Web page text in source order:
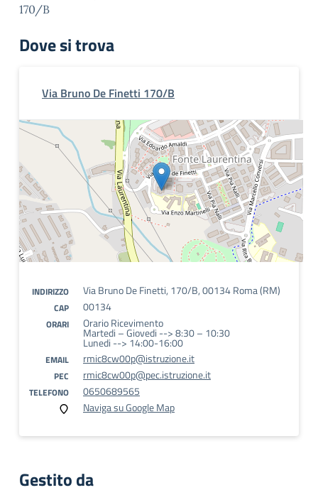
170/B
Dove si trova
Via Bruno De Finetti 170/B
INDIRIZZO Via Bruno De Finetti, 170/B, 00134 Roma (RM)
CAP 00134
ORARI Orario Ricevimento
Martedi – Giovedi --> 8:30 – 10:30
Lunedi --> 14:00-16:00
EMAIL rmic8cw00p@istruzione.it
PEC rmic8cw00p@pec.istruzione.it
TELEFONO
0650689565
Naviga su Google Map
Gestito da